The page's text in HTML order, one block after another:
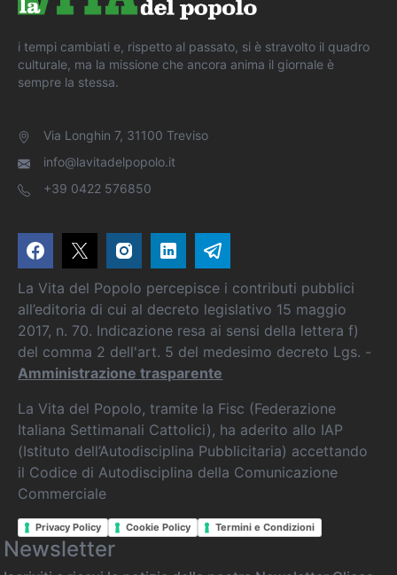
i tempi cambiati e, rispetto al passato, si è stravolto il quadro
culturale, ma la missione che ancora anima il giornale è
sempre la stessa.
Via Longhin 7, 31100 Treviso
info@lavitadelpopolo.it
+39 0422 576850
La Vita del Popolo percepisce i contributi pubblici
all’editoria di cui al decreto legislativo 15 maggio
2017, n. 70. Indicazione resa ai sensi della lettera f)
del comma 2 dell'art. 5 del medesimo decreto Lgs. -
Amministrazione trasparente
La Vita del Popolo, tramite la Fisc (Federazione
Italiana Settimanali Cattolici), ha aderito allo IAP
(Istituto dell’Autodisciplina Pubblicitaria) accettando
il Codice di Autodisciplina della Comunicazione
Commerciale
Privacy Policy Cookie Policy Termini e Condizioni
Newsletter